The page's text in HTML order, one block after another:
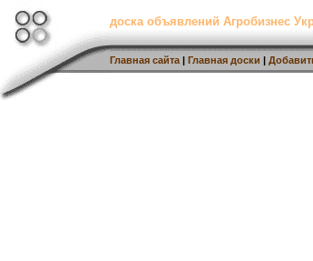
доска объявлений Агробизнес
Главная сайта | Главная доски |